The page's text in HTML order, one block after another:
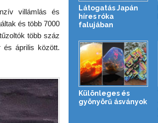
villámlás és
és több 7000
több száz
és április között.
Látogatás Japán
híres róka
falujában
Különleges és
gyönyörű ásványok